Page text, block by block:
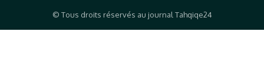
© Tous droits réservés au journal Tahqiqe24